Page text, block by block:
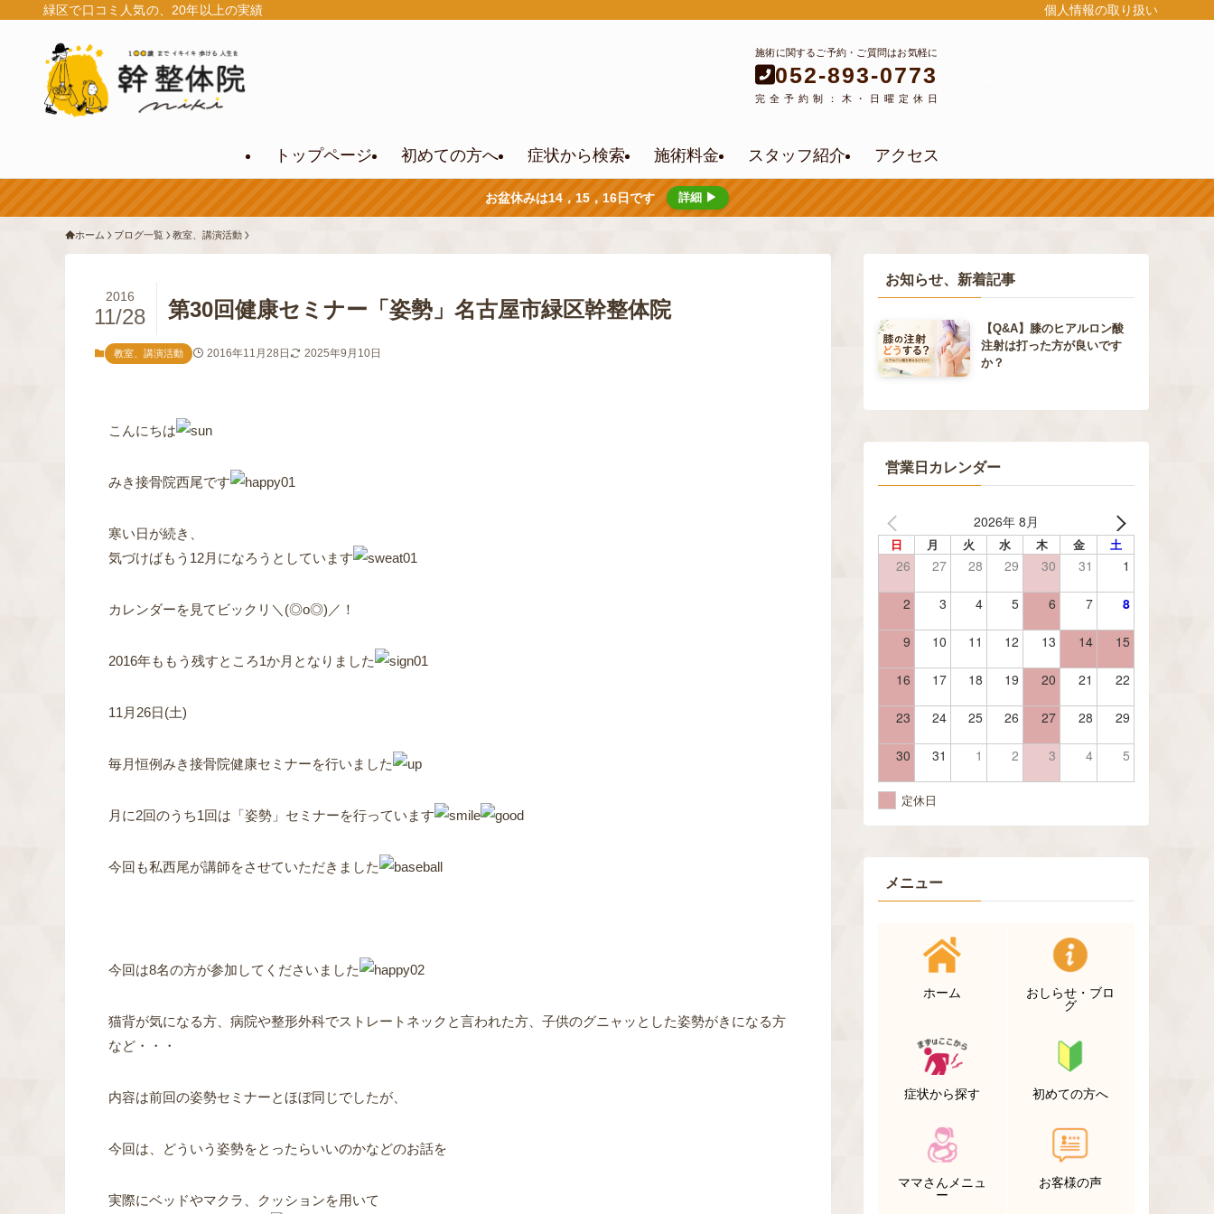
緑区で口コミ人気の、20年以上の実績 個人情報の取り扱い
施術に関するご予約・ご質問はお気軽に
052-893-0773
完全予約制：木・日曜定休日
トップページ 初めての方へ 症状から検索 施術料金 スタッフ紹介 アクセス
お盆休みは14，15，16日です 詳細 ▶
ホーム ブログ一覧 教室、講演活動
第30回健康セミナー「姿勢」名古屋市緑区幹整体院
2016
11/28
教室、講演活動 2016年11月28日 2025年9月10日
こんにちは
みき接骨院西尾です
寒い日が続き、
気づけばもう12月になろうとしています
カレンダーを見てビックリ＼(◎o◎)／！
2016年ももう残すところ1か月となりました
11月26日(土)
毎月恒例みき接骨院健康セミナーを行いました
月に2回のうち1回は「姿勢」セミナーを行っています
今回も私西尾が講師をさせていただきました
今回は8名の方が参加してくださいました
猫背が気になる方、病院や整形外科でストレートネックと言われた方、子供のグニャッとした姿勢がきになる方
など・・・
内容は前回の姿勢セミナーとほぼ同じでしたが、
今回は、どういう姿勢をとったらいいのかなどのお話を
実際にベッドやマクラ、クッションを用いて
お知らせ、新着記事
【Q&A】膝のヒアルロン酸
注射は打った方が良いです
か？
営業日カレンダー
2026年 8月
日 月 火 水 木 金 土
26 27 28 29 30 31 1
2 3 4 5 6 7 8
9 10 11 12 13 14 15
16 17 18 19 20 21 22
23 24 25 26 27 28 29
30 31 1 2 3 4 5
定休日
メニュー
ホーム
おしらせ・ブロ
グ
症状から探す 初めての方へ
ママさんメニュ
ー
お客様の声